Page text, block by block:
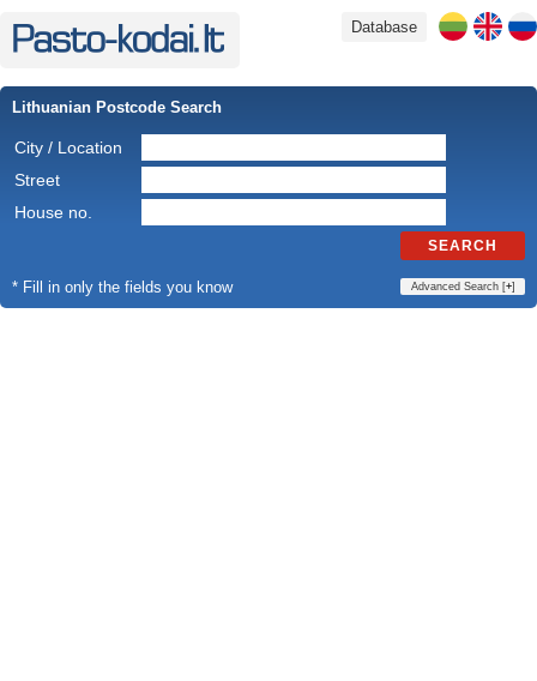
Database
Lithuanian Postcode Search
City / Location
Street
House no.
SEARCH
* Fill in only the fields you know Advanced Search [+]